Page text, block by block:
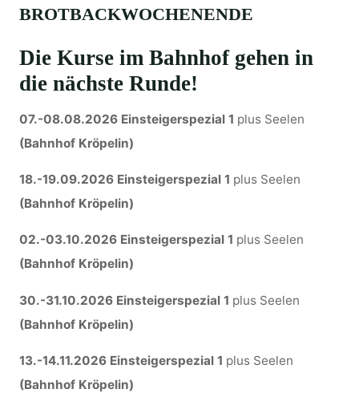
BROTBACKWOCHENENDE
Die Kurse im Bahnhof gehen in
die nächste Runde!
07.-08.08.2026 Einsteigerspezial 1 plus Seelen
(Bahnhof Kröpelin)
18.-19.09.2026 Einsteigerspezial 1 plus Seelen
(Bahnhof Kröpelin)
02.-03.10.2026 Einsteigerspezial 1 plus Seelen
(Bahnhof Kröpelin)
30.-31.10.2026 Einsteigerspezial 1 plus Seelen
(Bahnhof Kröpelin)
13.-14.11.2026 Einsteigerspezial 1 plus Seelen
(Bahnhof Kröpelin)